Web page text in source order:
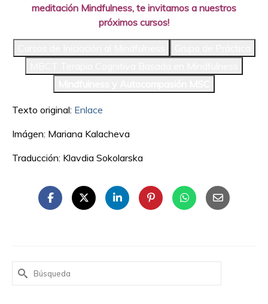
meditación Mindfulness, te invitamos a nuestros
próximos cursos!
Texto original: Enlace
Imágen: Mariana Kalacheva
Traducción: Klavdia Sokolarska
Buscar
por: